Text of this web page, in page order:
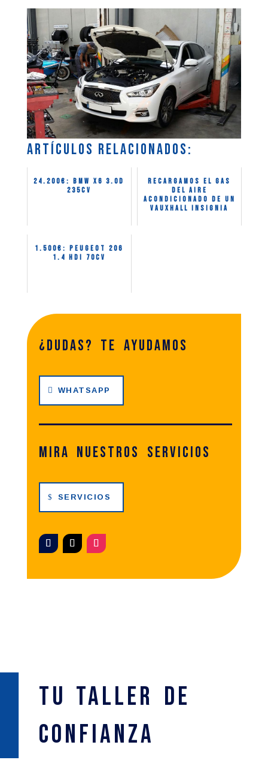
Artículos relacionados:
24.200€: BMW X6 3.0D
235CV
Recargamos el gas
del aire
acondicionado de un
Vauxhall Insignia
1.500€: Peugeot 206
1.4 HDI 70CV
¿dudas? te ayudamos
WHATSAPP
Mira nuestros servicios
SERVICIOS
Tu Taller de
confianza